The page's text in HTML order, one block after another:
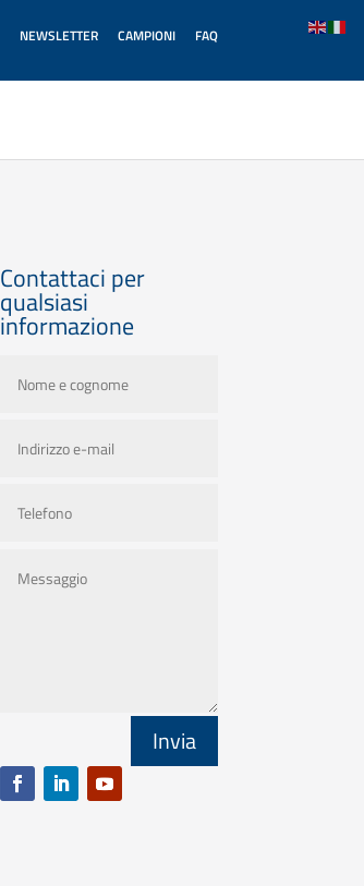
NEWSLETTER CAMPIONI FAQ
Contattaci per
qualsiasi
informazione
Invia